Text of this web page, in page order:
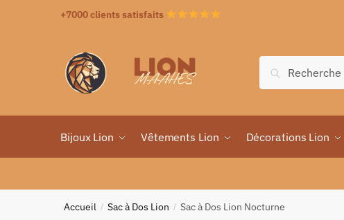
+7000 clients satisfaits
Recherche
Bijoux Lion Vêtements Lion Décorations Lion
Accueil / Sac à Dos Lion / Sac à Dos Lion Nocturne